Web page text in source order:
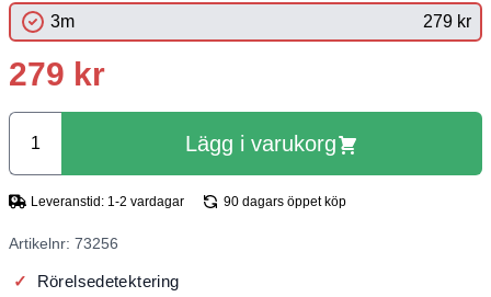
3m 279 kr
279 kr
Lägg i varukorg
Leveranstid: 1-2 vardagar 90 dagars öppet köp
Artikelnr: 73256
Rörelsedetektering